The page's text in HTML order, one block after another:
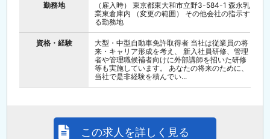
勤務地
（雇入時） 東京都東大和市立野3-584-1 森永乳
業東倉庫内 （変更の範囲） その他会社の指示す
る勤務地
資格・経験
大型・中型自動車免許取得者 当社は従業員の将
来・キャリア形成を考え、 新入社員研修、管理
者や管理職候補者向けに外部講師を招いた研修
等も実施しています。 あなたの将来のために、
当社で是非経験を積んでい...
この求人を詳しく見る